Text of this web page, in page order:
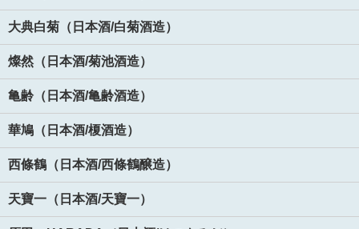
大典白菊（日本酒/白菊酒造）
燦然（日本酒/菊池酒造）
亀齢（日本酒/亀齢酒造）
華鳩（日本酒/榎酒造）
西條鶴（日本酒/西條鶴醸造）
天寶一（日本酒/天寶一）